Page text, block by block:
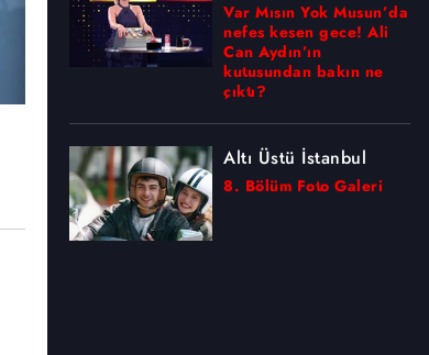
Var Mısın Yok Musun’da
nefes kesen gece! Ali
Can Aydın’ın
kutusundan bakın ne
çıktı?
Altı Üstü İstanbul
8. Bölüm Foto Galeri